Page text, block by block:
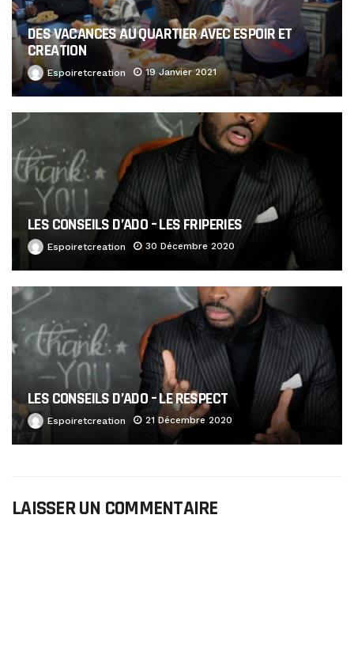
DES VACANCES AU QUARTIER AVEC ESPOIR ET
CREATION
Espoiretcreation 19 Janvier 2021
LES CONSEILS D’ADO – LES FRIPERIES
Espoiretcreation 30 Décembre 2020
LES CONSEILS D’ADO – LE RESPECT
Espoiretcreation 21 Décembre 2020
LAISSER UN COMMENTAIRE